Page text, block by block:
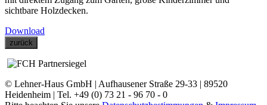
sichtbare Holzdecken.
Download
zurück
© Lehner-Haus GmbH | Aufhausener Straße 29-33 | 89520
Heidenheim | Tel. +49 (0) 73 21 - 96 70 - 0